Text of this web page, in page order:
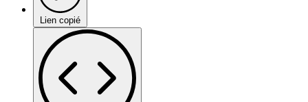
Lien copié